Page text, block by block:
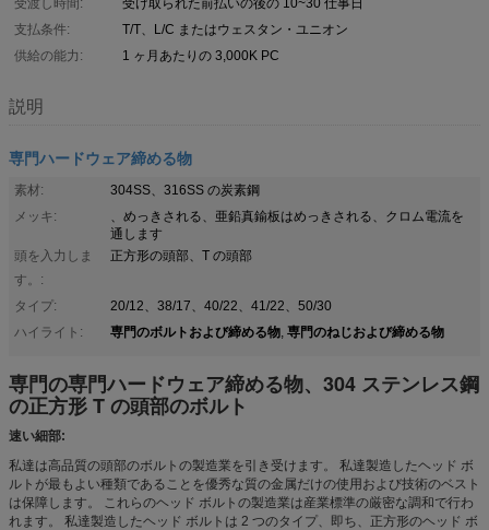
受渡し時間:
受け取られた前払いの後の 10~30 仕事日
支払条件:
T/T、L/C またはウェスタン・ユニオン
供給の能力:
1 ヶ月あたりの 3,000K PC
説明
専門ハードウェア締める物
素材:
304SS、316SS の炭素鋼
メッキ:
、めっきされる、亜鉛真鍮板はめっきされる、クロム電流を
通します
頭を入力しま
す。:
正方形の頭部、T の頭部
タイプ:
20/12、38/17、40/22、41/22、50/30
ハイライト:
専門のボルトおよび締める物, 専門のねじおよび締める物
専門の専門ハードウェア締める物、304 ステンレス鋼
の正方形 T の頭部のボルト
速い細部:
私達は高品質の頭部のボルトの製造業を引き受けます。 私達製造したヘッド ボ
ルトが最もよい種類であることを優秀な質の金属だけの使用および技術のベスト
は保障します。 これらのヘッド ボルトの製造業は産業標準の厳密な調和で行わ
れます。 私達製造したヘッド ボルトは 2 つのタイプ、即ち、正方形のヘッド ボ